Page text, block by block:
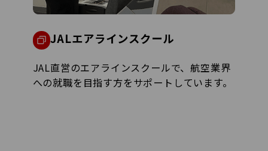
JALエアラインスクール
JAL直営のエアラインスクールで、航空業界
への就職を目指す方をサポートしています。